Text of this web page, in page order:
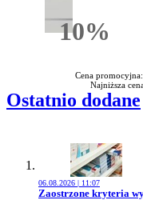
10%
Cena
Najniższa
Ostatnio dodane
06.08.2026 | 11:07
Przejdź do artykułu:
Zaostrzone kryteria